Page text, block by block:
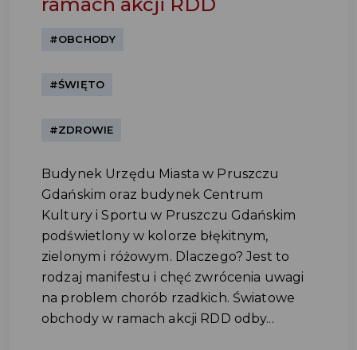
#OBCHODY
#ŚWIĘTO
#ZDROWIE
Budynek Urzędu Miasta w Pruszczu
Gdańskim oraz budynek Centrum
Kultury i Sportu w Pruszczu Gdańskim
podświetlony w kolorze błękitnym,
zielonym i różowym. Dlaczego? Jest to
rodzaj manifestu i chęć zwrócenia uwagi
na problem chorób rzadkich. Światowe
obchody w ramach akcji RDD odby...